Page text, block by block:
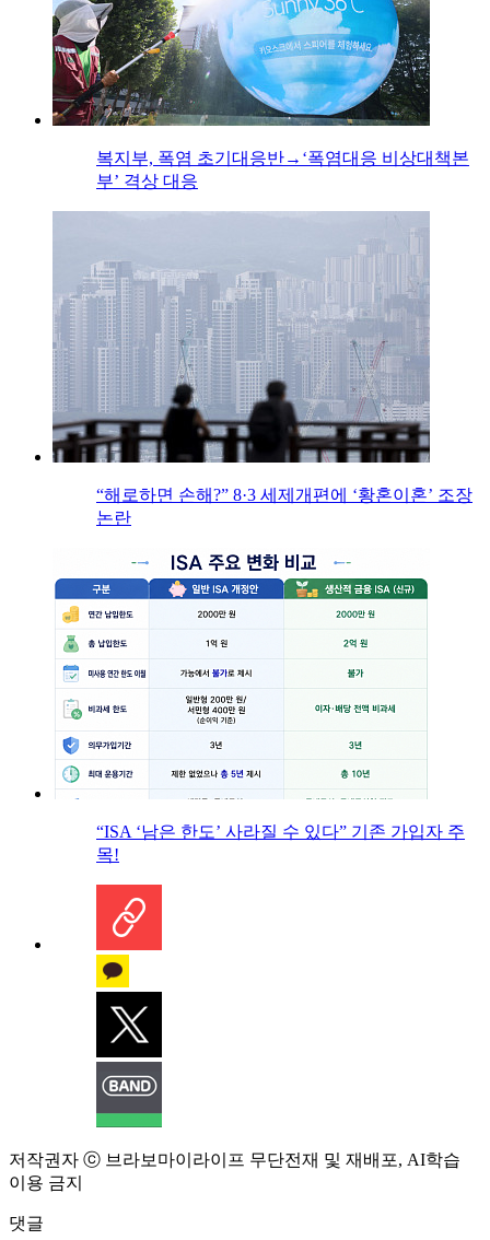
복지부, 폭염 초기대응반→‘폭염대응 비상대책본
부’ 격상 대응
“해로하면 손해?” 8·3 세제개편에 ‘황혼이혼’ 조장
논란
“ISA ‘남은 한도’ 사라질 수 있다” 기존 가입자 주
목!
저작권자 ⓒ 브라보마이라이프 무단전재 및 재배포, AI학습
이용 금지
댓글